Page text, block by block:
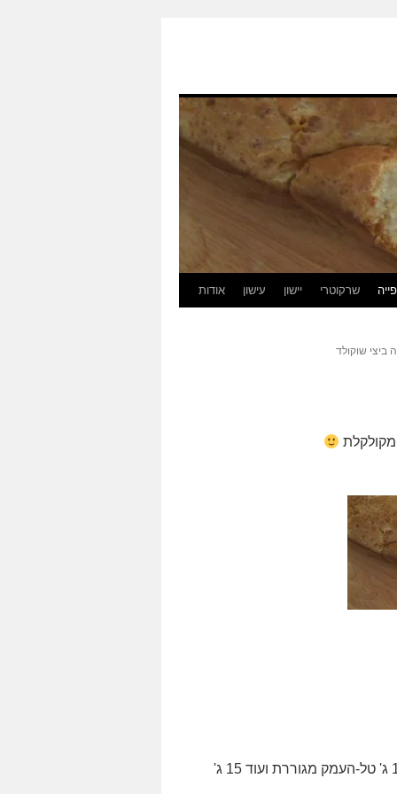
אודות עישון יישון שרקוטרי
שוקולד
115 ג' גבינת צ'דר (לא נשארה לי משבועות, אז השתמשתי ב-100 ג' טל-העמק מגוררת ועוד 15 ג'